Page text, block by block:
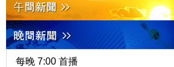
每晚 7:00 首播